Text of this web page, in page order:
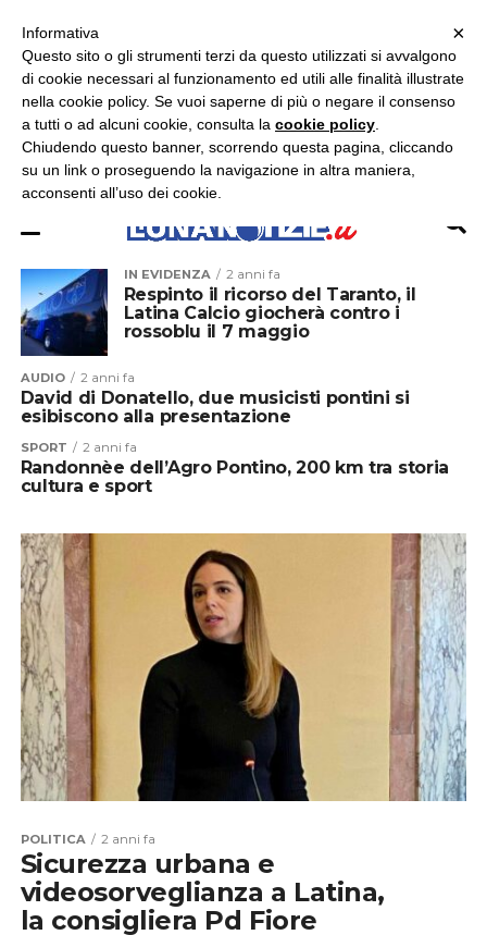
ASCOLTA RADIO LUNA
IN EVIDENZA 2 anni fa
Respinto il ricorso del Taranto, il
Latina Calcio giocherà contro i
rossoblu il 7 maggio
AUDIO 2 anni fa
David di Donatello, due musicisti pontini si
esibiscono alla presentazione
SPORT 2 anni fa
Randonnèe dell’Agro Pontino, 200 km tra storia
cultura e sport
POLITICA 2 anni fa
Sicurezza urbana e
videosorveglianza a Latina,
la consigliera Pd Fiore
×
×
Informativa
Questo sito o gli strumenti terzi da questo utilizzati si avvalgono
di cookie necessari al funzionamento ed utili alle finalità illustrate
nella cookie policy. Se vuoi saperne di più o negare il consenso
a tutti o ad alcuni cookie, consulta la cookie policy
Chiudendo questo banner, scorrendo questa pagina, cliccando
su un link o proseguendo la navigazione in altra maniera,
acconsenti all’uso dei cookie.